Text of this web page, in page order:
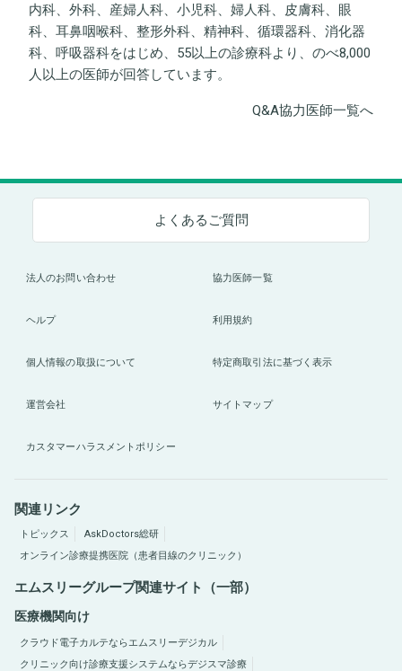
内科、外科、産婦人科、小児科、婦人科、皮膚科、眼
科、耳鼻咽喉科、整形外科、精神科、循環器科、消化器
科、呼吸器科をはじめ、55以上の診療科より、のべ8,000
人以上の医師が回答しています。
Q&A協力医師一覧へ
よくあるご質問
法人のお問い合わせ 協力医師一覧
ヘルプ 利用規約
個人情報の取扱について 特定商取引法に基づく表示
運営会社 サイトマップ
カスタマーハラスメントポリシー
関連リンク
トピックス
AskDoctors総研
オンライン診療提携医院（患者目線のクリニック）
エムスリーグループ関連サイト（一部）
医療機関向け
クラウド電子カルテならエムスリーデジカル
クリニック向け診療支援システムならデジスマ診療